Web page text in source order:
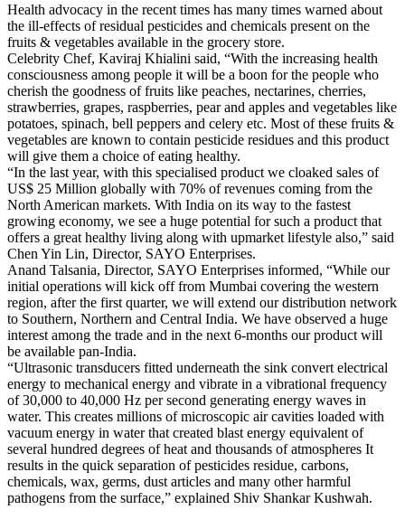
Health advocacy in the recent times has many times warned about
the ill-effects of residual pesticides and chemicals present on the
fruits & vegetables available in the grocery store.
Celebrity Chef, Kaviraj Khialini said, “With the increasing health
consciousness among people it will be a boon for the people who
cherish the goodness of fruits like peaches, nectarines, cherries,
strawberries, grapes, raspberries, pear and apples and vegetables like
potatoes, spinach, bell peppers and celery etc. Most of these fruits &
vegetables are known to contain pesticide residues and this product
will give them a choice of eating healthy.
“In the last year, with this specialised product we cloaked sales of
US$ 25 Million globally with 70% of revenues coming from the
North American markets. With India on its way to the fastest
growing economy, we see a huge potential for such a product that
offers a great healthy living along with upmarket lifestyle also,” said
Chen Yin Lin, Director, SAYO Enterprises.
Anand Talsania, Director, SAYO Enterprises informed, “While our
initial operations will kick off from Mumbai covering the western
region, after the first quarter, we will extend our distribution network
to Southern, Northern and Central India. We have observed a huge
interest among the trade and in the next 6-months our product will
be available pan-India.
“Ultrasonic transducers fitted underneath the sink convert electrical
energy to mechanical energy and vibrate in a vibrational frequency
of 30,000 to 40,000 Hz per second generating energy waves in
water. This creates millions of microscopic air cavities loaded with
vacuum energy in water that created blast energy equivalent of
several hundred degrees of heat and thousands of atmospheres It
results in the quick separation of pesticides residue, carbons,
chemicals, wax, germs, dust articles and many other harmful
pathogens from the surface,” explained Shiv Shankar Kushwah.